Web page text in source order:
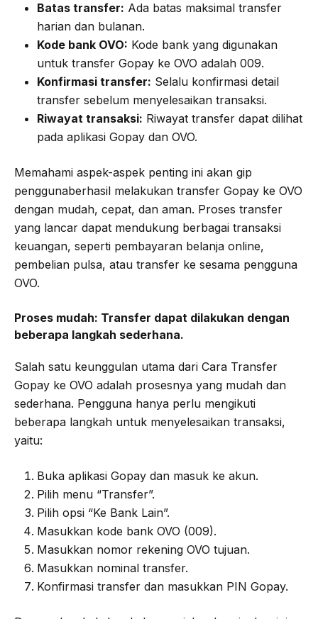
Batas transfer: Ada batas maksimal transfer
harian dan bulanan.
Kode bank OVO: Kode bank yang digunakan
untuk transfer Gopay ke OVO adalah 009.
Konfirmasi transfer: Selalu konfirmasi detail
transfer sebelum menyelesaikan transaksi.
Riwayat transaksi: Riwayat transfer dapat dilihat
pada aplikasi Gopay dan OVO.
Memahami aspek-aspek penting ini akan gip
penggunaberhasil melakukan transfer Gopay ke OVO
dengan mudah, cepat, dan aman. Proses transfer
yang lancar dapat mendukung berbagai transaksi
keuangan, seperti pembayaran belanja online,
pembelian pulsa, atau transfer ke sesama pengguna
OVO.
Proses mudah: Transfer dapat dilakukan dengan
beberapa langkah sederhana.
Salah satu keunggulan utama dari Cara Transfer
Gopay ke OVO adalah prosesnya yang mudah dan
sederhana. Pengguna hanya perlu mengikuti
beberapa langkah untuk menyelesaikan transaksi,
yaitu:
Buka aplikasi Gopay dan masuk ke akun.
Pilih menu “Transfer”.
Pilih opsi “Ke Bank Lain”.
Masukkan kode bank OVO (009).
Masukkan nomor rekening OVO tujuan.
Masukkan nominal transfer.
Konfirmasi transfer dan masukkan PIN Gopay.